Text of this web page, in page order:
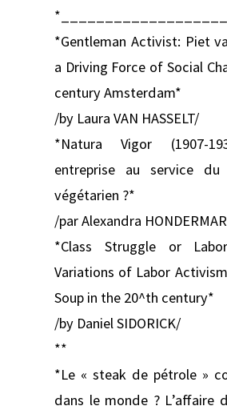
*Gentleman Activist: Piet
a Driving Force of Social
century Amsterdam*
/by Laura VAN HASSELT/
*Natura Vigor (1907-
entreprise au service du
végétarien ?*
/par Alexandra
*Class Struggle or
Variations of Labor
Soup in the 20^th century*
/by Daniel SIDORICK/
**
*Le « steak de pétrole »
dans le monde ? L’affaire